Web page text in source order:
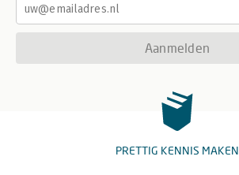
Aanmelden
PRETTIG KENNIS MAKEN